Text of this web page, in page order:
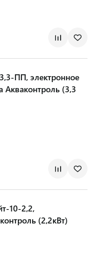
ПП, электронное
(3,3
10-2,2,
(2,2кВт)